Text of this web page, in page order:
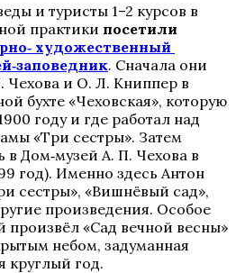
и туристы 1–2 курсов в
практики посетили
художественный
. Сначала они
Чехова и О. Л. Книппер в
бухте «Чеховская», которую
году и где работал над
«Три сестры». Затем
в Дом‑музей А. П. Чехова в
год). Именно здесь Антон
сестры», «Вишнёвый сад»,
произведения. Особое
произвёл «Сад вечной весны»
небом, задуманная
круглый год.